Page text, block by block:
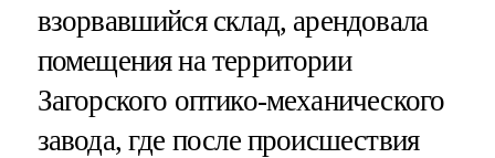
взорвавшийся склад, арендовала
помещения на территории
Загорского оптико-механического
завода, где после происшествия